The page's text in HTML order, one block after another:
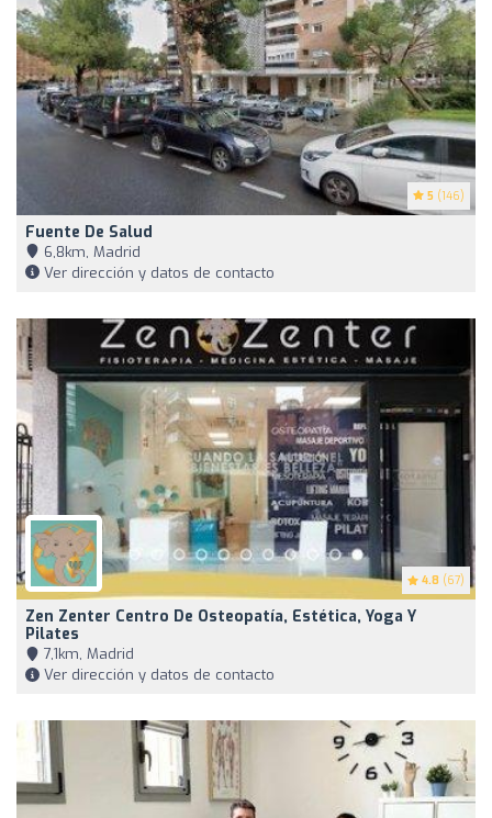
5 (146)
Fuente De Salud
6,8km, Madrid
Ver dirección y datos de contacto
4.8 (67)
Zen Zenter Centro De Osteopatía, Estética, Yoga Y
Pilates
7,1km, Madrid
Ver dirección y datos de contacto